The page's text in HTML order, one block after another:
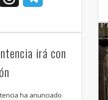
irá con
ha anunciado